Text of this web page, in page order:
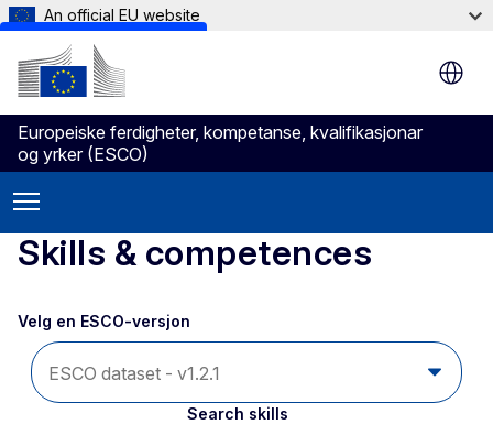
Skip to main content
An official EU website
Europeiske ferdigheter, kompetanse, kvalifikasjonar
og yrker (ESCO)
Skills & competences
Velg en ESCO-versjon
Search skills